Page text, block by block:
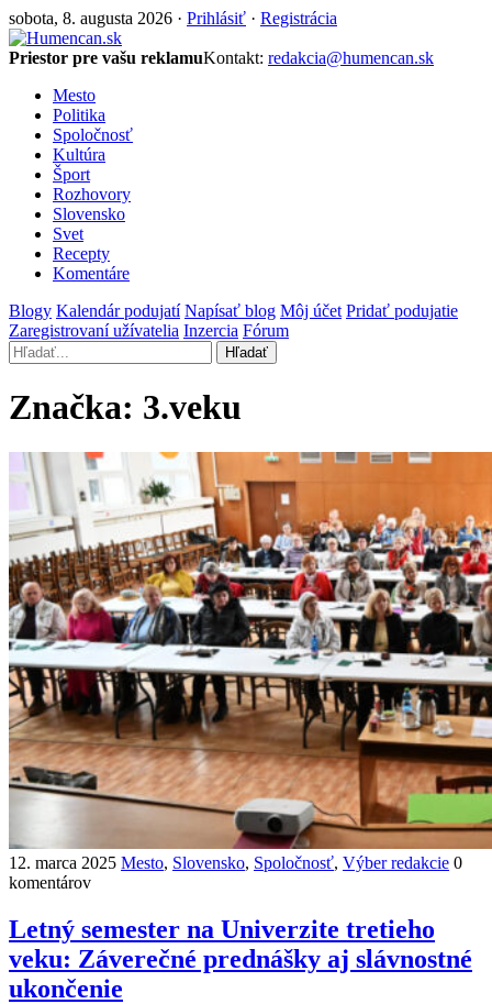
sobota, 8. augusta 2026 · Prihlásiť · Registrácia
Priestor pre vašu reklamuKontakt: redakcia@humencan.sk
Mesto
Politika
Spoločnosť
Kultúra
Šport
Rozhovory
Slovensko
Svet
Recepty
Komentáre
Blogy Kalendár podujatí Napísať blog Môj účet Pridať podujatie
Zaregistrovaní užívatelia Inzercia Fórum
Hľadať
Značka: 3.veku
12. marca 2025 Mesto, Slovensko, Spoločnosť, Výber redakcie 0
komentárov
Letný semester na Univerzite tretieho
veku: Záverečné prednášky aj slávnostné
ukončenie